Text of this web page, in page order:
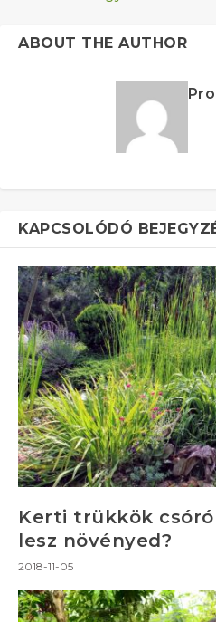
ABOUT THE AUTHOR
KAPCSOLÓDÓ
Kerti trükkök
lesz növényed?
2018-11-05